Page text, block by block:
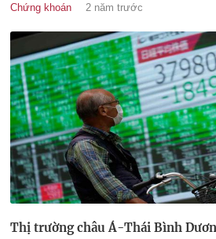
Chứng khoán 2 năm trước
Thị trường châu Á-Thái Bình